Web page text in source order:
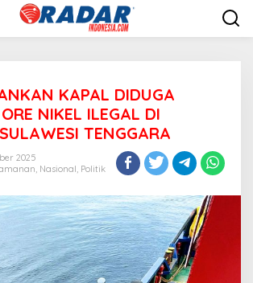
KAPAL DIDUGA
NIKEL ILEGAL DI
TENGGARA
2025
, Nasional, Politik